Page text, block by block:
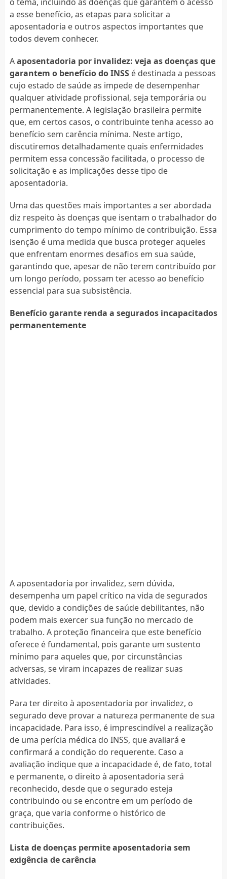
a esse benefício, as etapas para solicitar a
aposentadoria e outros aspectos importantes que
todos devem conhecer.
Aaposentadoria por invalidez: veja as doenças que
garantem o benefício do INSSé destinada a pessoas
cujo estado de saúde as impede de desempenhar
qualquer atividade profissional, seja temporária ou
permanentemente. A legislação brasileira permite
que, em certos casos, o contribuinte tenha acesso ao
benefício sem carência mínima. Neste artigo,
discutiremos detalhadamente quais enfermidades
permitem essa concessão facilitada, o processo de
solicitação e as implicações desse tipo de
aposentadoria.
Uma das questões mais importantes a ser abordada
diz respeito às doenças que isentam o trabalhador do
cumprimento do tempo mínimo de contribuição. Essa
isenção é uma medida que busca proteger aqueles
que enfrentam enormes desafios em sua saúde,
garantindo que, apesar de não terem contribuído por
um longo período, possam ter acesso ao benefício
essencial para sua subsistência.
Benefício garante renda a segurados incapacitados
permanentemente
A aposentadoria por invalidez, sem dúvida,
desempenha um papel crítico na vida de segurados
que, devido a condições de saúde debilitantes, não
podem mais exercer sua função no mercado de
trabalho. A proteção financeira que este benefício
oferece é fundamental, pois garante um sustento
mínimo para aqueles que, por circunstâncias
adversas, se viram incapazes de realizar suas
atividades.
Para ter direito à aposentadoria por invalidez, o
segurado deve provar a natureza permanente de sua
incapacidade. Para isso, é imprescindível a realização
de uma perícia médica do INSS, que avaliará e
confirmará a condição do requerente. Caso a
avaliação indique que a incapacidade é, de fato, total
e permanente, o direito à aposentadoria será
reconhecido, desde que o segurado esteja
contribuindo ou se encontre em um período de
graça, que varia conforme o histórico de
contribuições.
Lista de doenças permite aposentadoria sem
exigência de carência